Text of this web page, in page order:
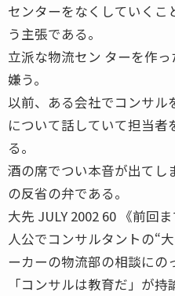
センターをなくしていくこ
う主張である。
立派な物流セン ターを作
嫌う。
以前、ある会社でコンサル
について話していて担当者
る。
酒の席でつい本音が出てし
の反省の弁である。
大先 JULY 2002 60 《前回
人公でコンサルタントの“
ーカーの物流部の相談にの
「コンサルは教育だ」が